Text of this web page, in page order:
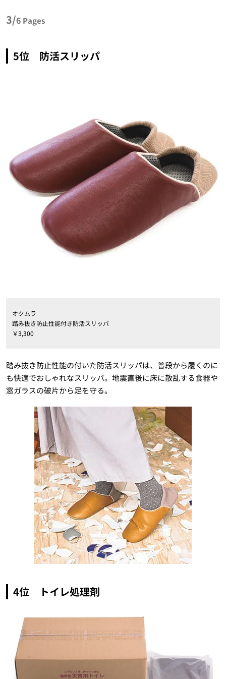
3/6 Pages
5位 防活スリッパ
オクムラ
踏み抜き防止性能付き防活スリッパ
￥3,300
踏み抜き防止性能の付いた防活スリッパは、普段から履くのに
も快適でおしゃれなスリッパ。地震直後に床に散乱する食器や
窓ガラスの破片から足を守る。
4位 トイレ処理剤